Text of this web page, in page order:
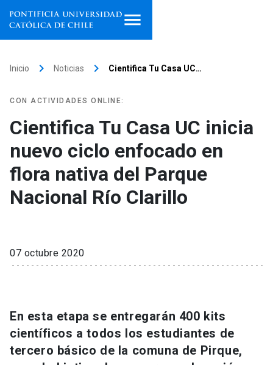
institutos
Investigación
Internacionalización launch
Vinculación
Información para keyboard_arrow_down
Futuros estudiantes
Go to english site
Inicio keyboard_arrow_right Noticias keyboard_arrow_right Cientifica Tu Casa UC…
CON ACTIVIDADES ONLINE:
Cientifica Tu Casa UC inicia
nuevo ciclo enfocado en
flora nativa del Parque
Nacional Río Clarillo
07 octubre 2020
En esta etapa se entregarán 400 kits
científicos a todos los estudiantes de
tercero básico de la comuna de Pirque,